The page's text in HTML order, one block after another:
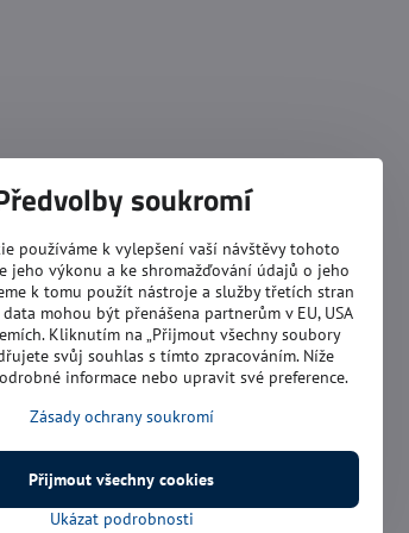
soukromí
používáme k vylepšení vaší návštěvy tohoto
jeho výkonu a ke shromažďování údajů o jeho
k tomu použít nástroje a služby třetích stran
mohou být přenášena partnerům v EU, USA
Kliknutím na „Přijmout všechny soubory
svůj souhlas s tímto zpracováním. Níže
informace nebo upravit své preference.
Zásady ochrany soukromí
Ukázat podrobnosti
Přijmout všechny cookies